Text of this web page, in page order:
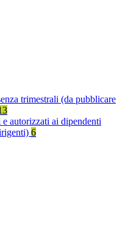
trimestrali (da pubblicare
autorizzati ai dipendenti
6